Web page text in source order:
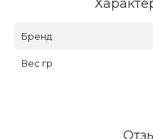
Бренд
Вес гр